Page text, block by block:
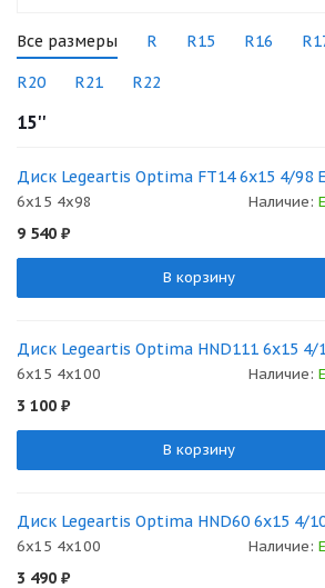
Все размеры R R15 R16
R20 R21 R22
15''
Диск Legeartis Optima FT14 6x15 4/98
6x15 4x98 Наличие:
9 540 ₽
В корзину
Диск Legeartis Optima HND111 6x15 4/
6x15 4x100 Наличие:
3 100 ₽
В корзину
Диск Legeartis Optima HND60 6x15 4/
6x15 4x100 Наличие:
3 490 ₽